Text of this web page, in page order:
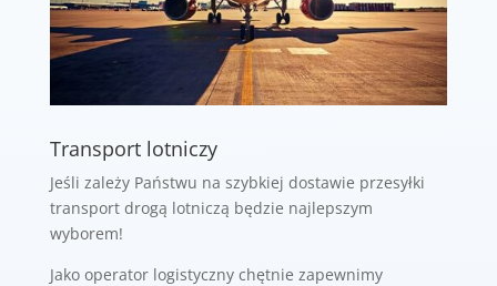
Transport lotniczy
Jeśli zależy Państwu na szybkiej dostawie przesyłki
transport drogą lotniczą będzie najlepszym
wyborem!
Jako operator logistyczny chętnie zapewnimy